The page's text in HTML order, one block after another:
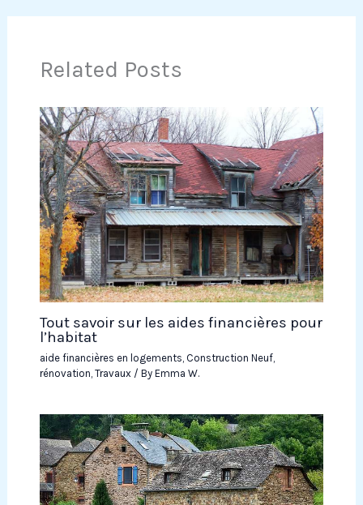
Related Posts
Tout savoir sur les aides financières pour
l’habitat
aide financières en logements Construction Neuf,
rénovation Travaux/ By Emma W.